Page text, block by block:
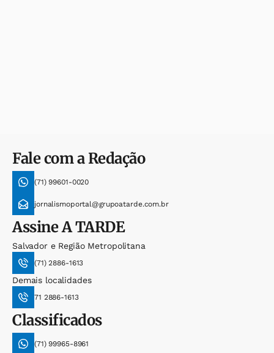
Fale com a Redação
(71) 99601-0020
jornalismoportal@grupoatarde.com.br
AssineA TARDE
Salvador e Região Metropolitana
(71) 2886-1613
Demais localidades
71 2886-1613
Classificados
(71) 99965-8961